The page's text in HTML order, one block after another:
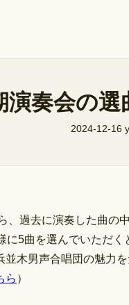
演奏会の
2024-12-16
過去に演奏した曲の
5曲を選んでいただ
木男声合唱団の魅力
ら ）